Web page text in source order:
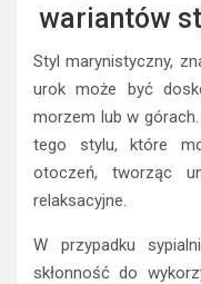
wariantów
Styl marynistyczny,
urok może być
morzem lub w
tego stylu, które
otoczeń, tworząc
relaksacyjne.
W przypadku
skłonność do